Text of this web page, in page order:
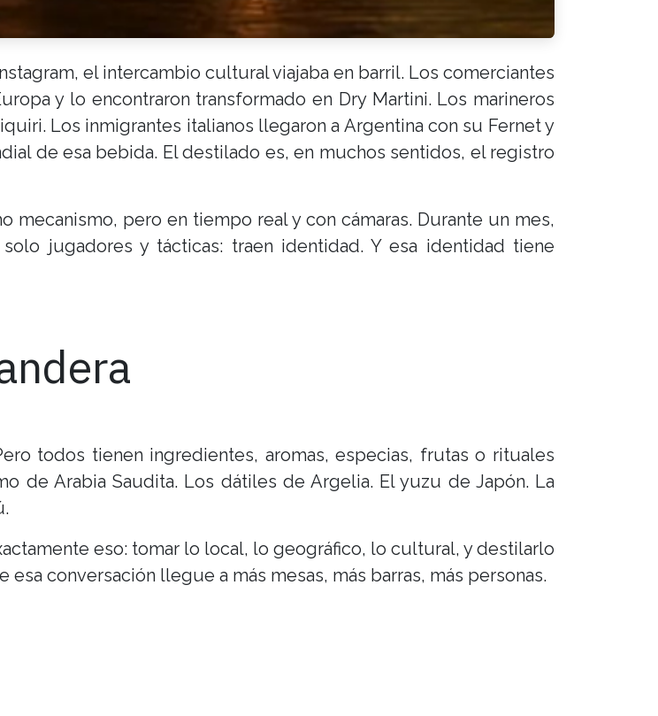
el intercambio cultural viajaba en barril. Los comerciantes
y lo encontraron transformado en Dry Martini. Los marineros
Los inmigrantes italianos llegaron a Argentina con su Fernet y
de esa bebida. El destilado es, en muchos sentidos, el registro
pero en tiempo real y con cámaras. Durante un mes,
jugadores y tácticas: traen identidad. Y esa identidad tiene
todos tienen ingredientes, aromas, especias, frutas o rituales
de Arabia Saudita. Los dátiles de Argelia. El yuzu de Japón. La
eso: tomar lo local, lo geográfico, lo cultural, y destilarlo
conversación llegue a más mesas, más barras, más personas.